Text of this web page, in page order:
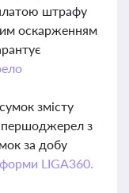
штрафу
оскарженням
змісту
першоджерел з
за добу
LIGA360.